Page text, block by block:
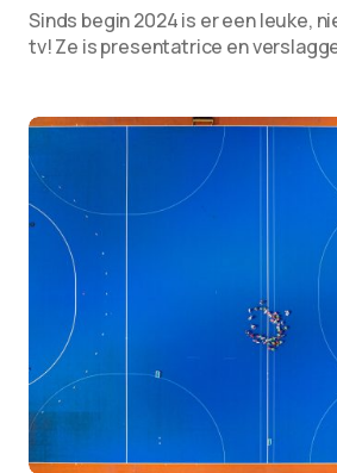
Sinds begin 2024 is er een leuke,
tv! Ze is presentatrice en